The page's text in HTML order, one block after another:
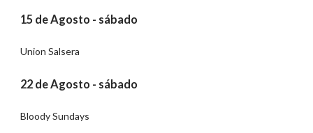
15 de Agosto - sábado
Union Salsera
22 de Agosto - sábado
Bloody Sundays